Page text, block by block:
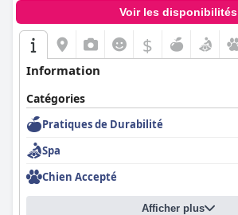
Voir les disponibilités
$
Information
Catégories
Pratiques de Durabilité
Spa
Chien Accepté
Afficher plus